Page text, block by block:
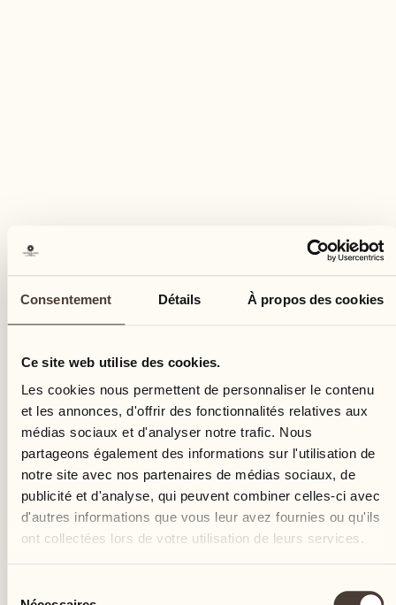
Consentement Détails À propos des cookies
Ce site web utilise des cookies.
Les cookies nous permettent de personnaliser le contenu
et les annonces, d'offrir des fonctionnalités relatives aux
médias sociaux et d'analyser notre trafic. Nous
partageons également des informations sur l'utilisation de
notre site avec nos partenaires de médias sociaux, de
publicité et d'analyse, qui peuvent combiner celles-ci avec
d'autres informations que vous leur avez fournies ou qu'ils
ont collectées lors de votre utilisation de leurs services.
CANTINA ALLA MAGGIA, ASCONA
Des grands crus de notre
domaine viticole
Sur une surface viticole de 11,5 hectares, la
Cantina alla Maggia produit une sélection
représentative de vins. L’offre s’étend du
merlot traditionnel au cépage autochtone
bondola, en passant par les vins très
convoités élevés en fûts de barrique.
NOTRE VIN